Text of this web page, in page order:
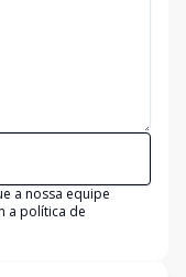
a nossa equipe
a política de